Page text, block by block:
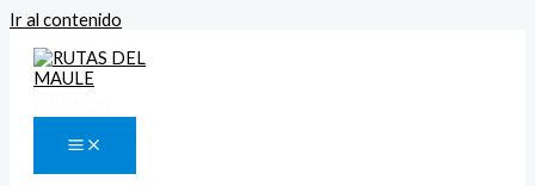
Ir al contenido